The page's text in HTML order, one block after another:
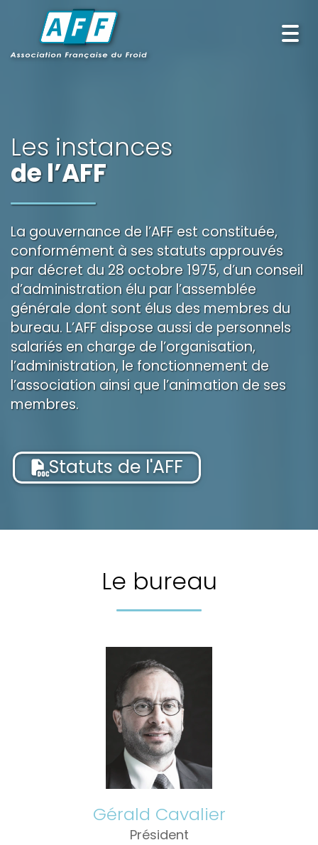
Les instances
de l’AFF
La gouvernance de l’AFF est constituée,
conformément à ses statuts approuvés
par décret du 28 octobre 1975, d’un conseil
d’administration élu par l’assemblée
générale dont sont élus des membres du
bureau. L’AFF dispose aussi de personnels
salariés en charge de l’organisation,
l’administration, le fonctionnement de
l’association ainsi que l’animation de ses
membres.
Statuts de l'AFF
Le bureau
Gérald Cavalier
Président